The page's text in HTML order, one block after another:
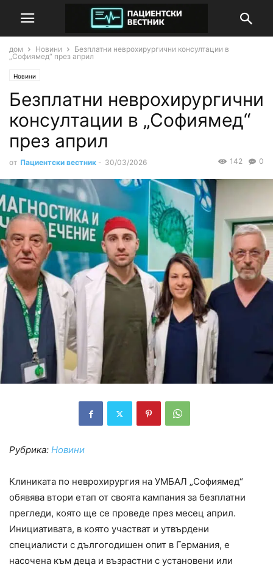
дом Новини
Безплатни неврохирургични консултации в
„Софиямед“ през април
Новини
Безплатни неврохирургични
консултации в „Софиямед“
през април
от Пациентски вестник - 30/03/2026 0
142
Рубрика: Новини
Клиниката по неврохирургия на УМБАЛ „Софиямед“
обявява втори етап от своята кампания за безплатни
прегледи, която ще се проведе през месец април.
Инициативата, в която участват и утвърдени
специалисти с дългогодишен опит в Германия, е
насочена към деца и възрастни с установени или